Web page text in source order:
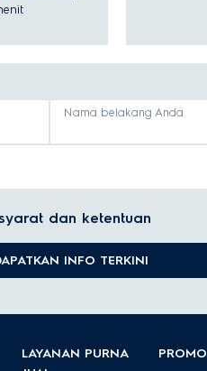
Nama belakang Anda
dan ketentuan
INFO TERKINI
LAYANAN PURNA
PROMO